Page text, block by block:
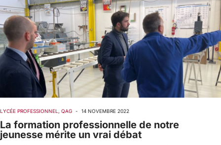
LYCÉE PROFESSIONNEL , QAG - 14 NOVEMBRE 2022
La formation professionnelle de notre
jeunesse mérite un vrai débat